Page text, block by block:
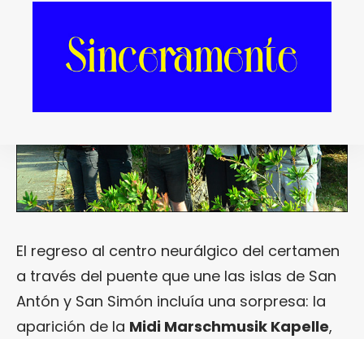
El regreso al centro neurálgico del certamen
a través del puente que une las islas de San
Antón y San Simón incluía una sorpresa: la
aparición de la Midi Marschmusik Kapelle,